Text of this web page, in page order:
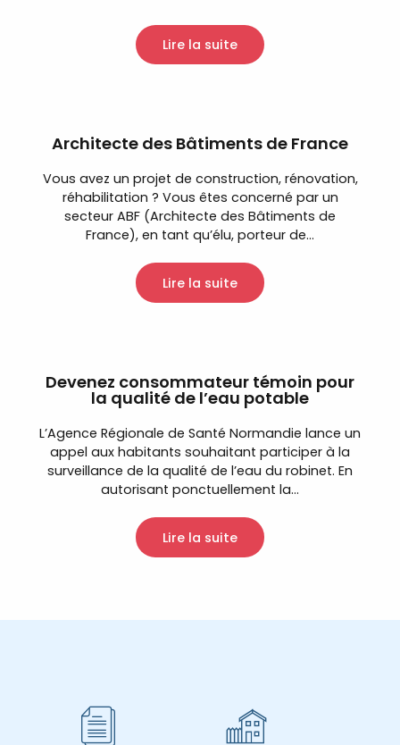
Lire la suite
Architecte des Bâtiments de France
Vous avez un projet de construction, rénovation,
réhabilitation ? Vous êtes concerné par un
secteur ABF (Architecte des Bâtiments de
France), en tant qu’élu, porteur de...
Lire la suite
Devenez consommateur témoin pour
la qualité de l’eau potable
L’Agence Régionale de Santé Normandie lance un
appel aux habitants souhaitant participer à la
surveillance de la qualité de l’eau du robinet. En
autorisant ponctuellement la...
Lire la suite